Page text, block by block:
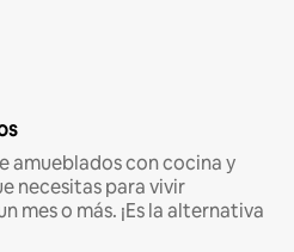
con cocina y
necesitas para vivir
mes o más. ¡Es la alternativa